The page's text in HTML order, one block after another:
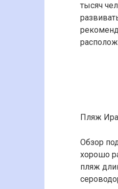
тысяч
Пляж
Обзор
хорошо
пляж